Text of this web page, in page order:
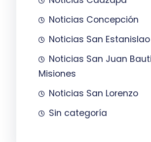
Noticias Concepción
Noticias San Estanislao
Noticias San Juan
Misiones
Noticias San Lorenzo
Sin categoría